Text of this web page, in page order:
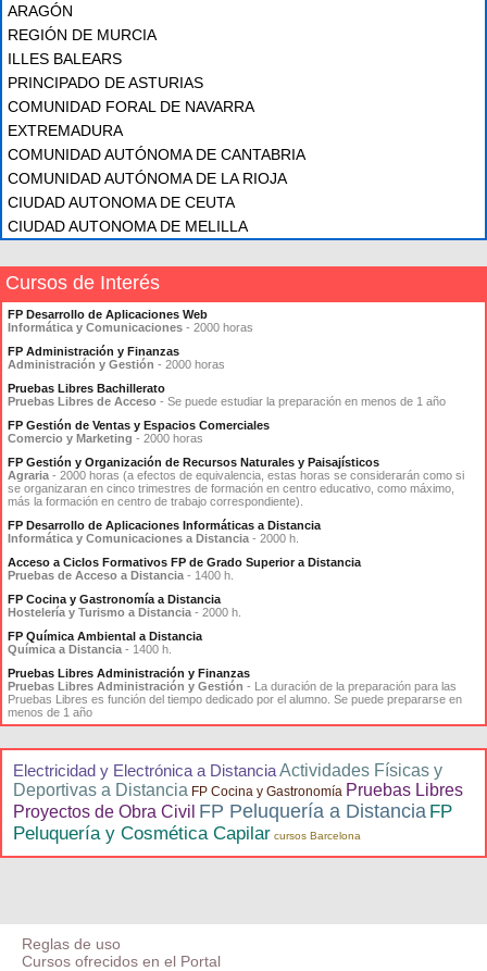
ARAGÓN
REGIÓN DE MURCIA
ILLES BALEARS
PRINCIPADO DE ASTURIAS
COMUNIDAD FORAL DE NAVARRA
EXTREMADURA
COMUNIDAD AUTÓNOMA DE CANTABRIA
COMUNIDAD AUTÓNOMA DE LA RIOJA
CIUDAD AUTONOMA DE CEUTA
CIUDAD AUTONOMA DE MELILLA
Cursos de Interés
FP Desarrollo de Aplicaciones Web
Informática y Comunicaciones - 2000 horas
FP Administración y Finanzas
Administración y Gestión - 2000 horas
Pruebas Libres Bachillerato
Pruebas Libres de Acceso - Se puede estudiar la preparación en menos de 1 año
FP Gestión de Ventas y Espacios Comerciales
Comercio y Marketing - 2000 horas
FP Gestión y Organización de Recursos Naturales y Paisajísticos
Agraria - 2000 horas (a efectos de equivalencia, estas horas se considerarán como si
se organizaran en cinco trimestres de formación en centro educativo, como máximo,
más la formación en centro de trabajo correspondiente).
FP Desarrollo de Aplicaciones Informáticas a Distancia
Informática y Comunicaciones a Distancia - 2000 h.
Acceso a Ciclos Formativos FP de Grado Superior a Distancia
Pruebas de Acceso a Distancia - 1400 h.
FP Cocina y Gastronomía a Distancia
Hostelería y Turismo a Distancia - 2000 h.
FP Química Ambiental a Distancia
Química a Distancia - 1400 h.
Pruebas Libres Administración y Finanzas
Pruebas Libres Administración y Gestión - La duración de la preparación para las
Pruebas Libres es función del tiempo dedicado por el alumno. Se puede prepararse en
menos de 1 año
Electricidad y Electrónica a DistanciaActividades Físicas y
Deportivas a Distancia FP Cocina y Gastronomía Pruebas Libres
Proyectos de Obra Civil FP Peluquería a Distancia FP
Peluquería y Cosmética Capilar cursos Barcelona
Reglas de uso
Cursos ofrecidos en el Portal